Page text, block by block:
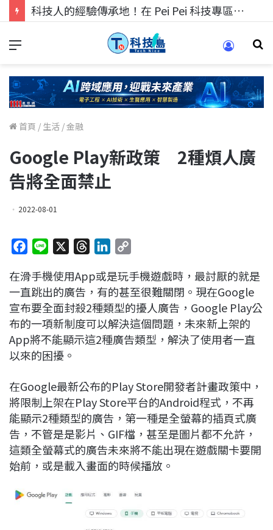
科技人的經驗傳承地！在 Pei Pei 科技專區，與學弟妹交流最硬核的技術
首頁 / 生活 /金融
Google Play新政策 2種煩人廣
告將全面禁止
2022-08-01
c
e
b
o
o
k
n
e
r
e
a
d
s
n
k
e
d
I
p
y
L
i
n
在滑手機使用App或是玩手機遊戲時，最討厭的就是
一直跳出的廣告，有的甚至很難關閉。現在Google
宣布要全面封殺2種類型的擾人廣告，Google Play公
布的一項新制度可以解決這個問題，未來新上架的
App將不能顯示這2種廣告類型，解決了使用者一直
以來的困擾。
在Google最新公布的Play Store開發者計畫政策中，
將限制上架在Play Store平台的Android程式，不再
能顯示2種類型的廣告，第一種是全螢幕的插頁式廣
告，不管是是影片、GIF檔，甚至是圖片都不允許，
這類全螢幕式的廣告未來將不能出現在遊戲關卡要開
始前，或是載入畫面的時候播放。